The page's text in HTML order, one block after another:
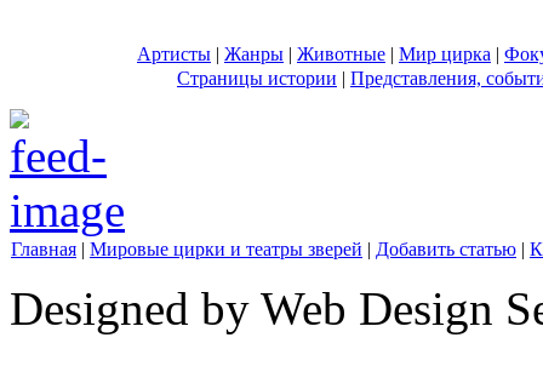
Артисты | Жанры | Животные | Мир цирка |
Страницы истории | Представления,
Главная | Мировые цирки и театры зверей | Добавить статью |
Designed by Web Design